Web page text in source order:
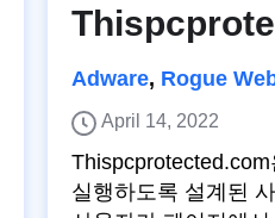
Adware, Rogue
April 14, 2022
실행하도록 설계된